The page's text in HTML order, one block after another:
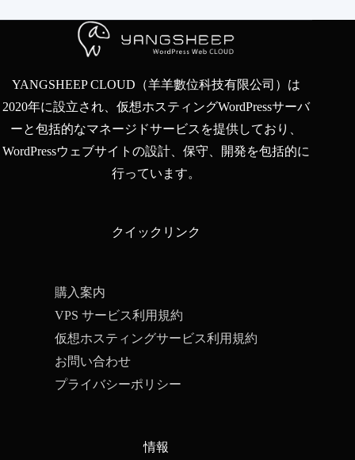
YANGSHEEP CLOUD（羊羊數位科技有限公司）は
2020年に設立され、仮想ホスティングWordPressサーバ
ーと包括的なマネージドサービスを提供しており、
WordPressウェブサイトの設計、保守、開発を包括的に
行っています。
クイックリンク
購入案内
VPS サービス利用規約
仮想ホスティングサービス利用規約
お問い合わせ
プライバシーポリシー
情報